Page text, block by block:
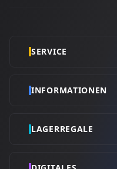
SERVICE
INFORMATIONEN
LAGERREGALE